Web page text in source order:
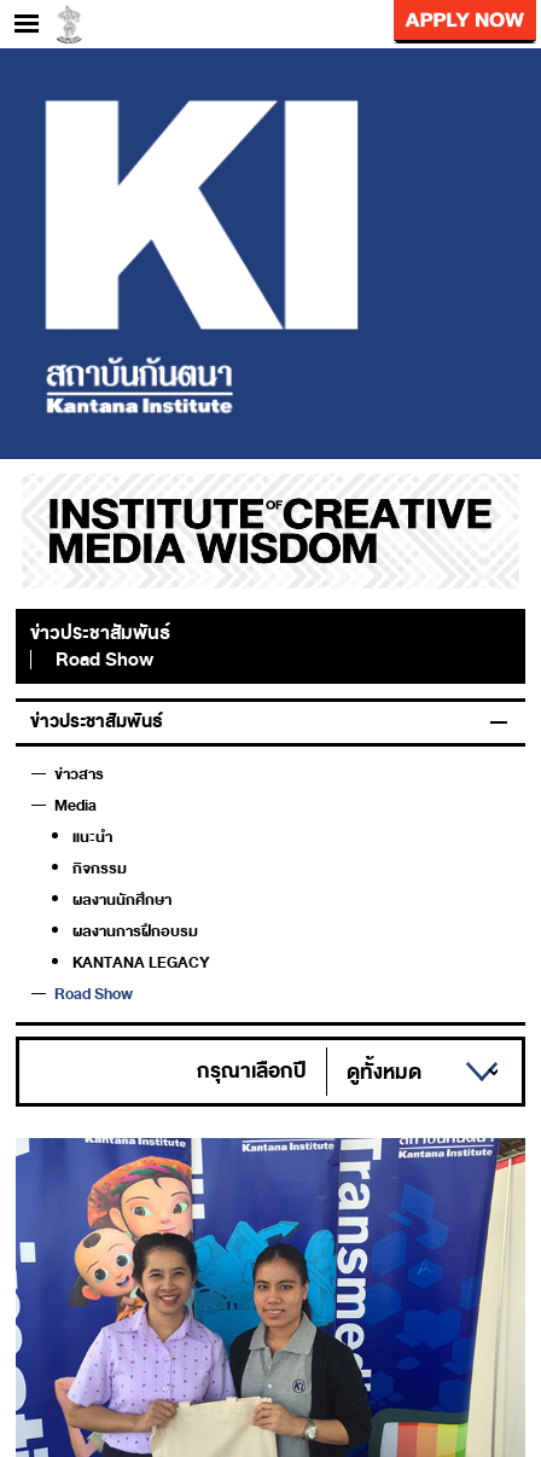
ข่าวประชาสัมพันธ์
Road Show
ข่าวประชาสัมพันธ์
ข่าวสาร
Media
แนะนำ
กิจกรรม
ผลงานนักศึกษา
ผลงานการฝึกอบรม
KANTANA LEGACY
Road Show
กรุณาเลือกปี